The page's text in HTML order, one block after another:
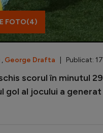
FOTO(4)
, George Drafta | Publicat:
scorul în minutul
gol al jocului a